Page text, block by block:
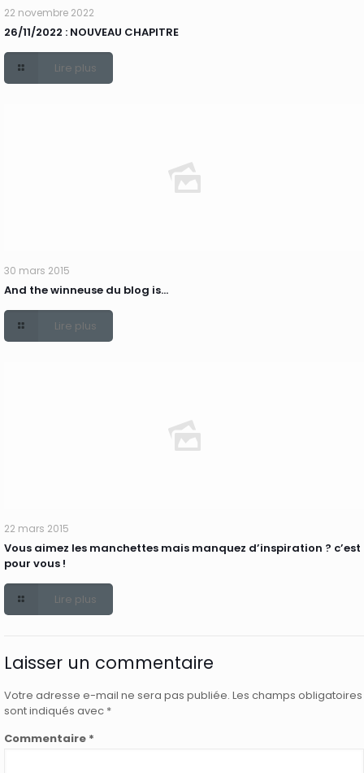
22 novembre 2022
26/11/2022 : NOUVEAU CHAPITRE
Lire plus
30 mars 2015
And the winneuse du blog is…
Lire plus
22 mars 2015
Vous aimez les manchettes mais manquez d’inspiration ? c’est
pour vous !
Lire plus
Laisser un commentaire
Votre adresse e-mail ne sera pas publiée. Les champs obligatoires
sont indiqués avec *
Commentaire *